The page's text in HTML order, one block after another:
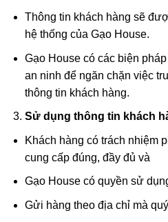
Thông tin khách hàng sẽ
hệ thống của Gạo House.
Gạo House có các biện
an ninh để ngăn chặn việc
thông tin khách hàng.
Sử dụng thông tin khách
Khách hàng có trách nhiệm
cung cấp đúng, đầy đủ và
Gạo House có quyền sử
Gửi hàng theo địa chỉ mà